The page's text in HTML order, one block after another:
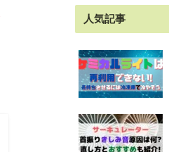
人気記事